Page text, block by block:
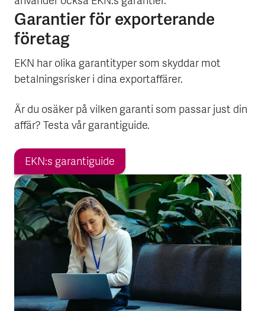
Garantier för exporterande
företag
EKN har olika garantityper som skyddar mot
betalningsrisker i dina exportaffärer.
Är du osäker på vilken garanti som passar just din
affär? Testa vår garantiguide.
EKN:s garantiguide